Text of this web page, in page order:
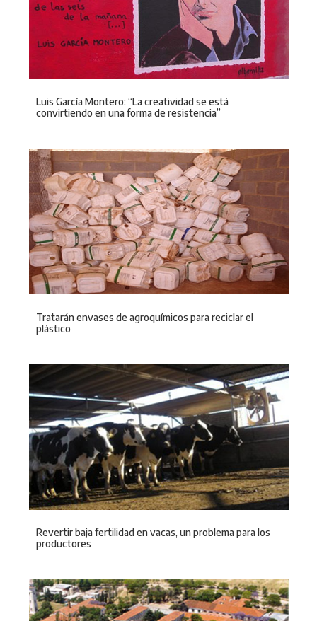
Luis García Montero: “La creatividad se está
convirtiendo en una forma de resistencia”
Tratarán envases de agroquímicos para reciclar el
plástico
Revertir baja fertilidad en vacas, un problema para los
productores